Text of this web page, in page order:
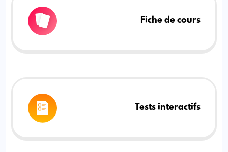
Fiche de cours
Tests interactifs